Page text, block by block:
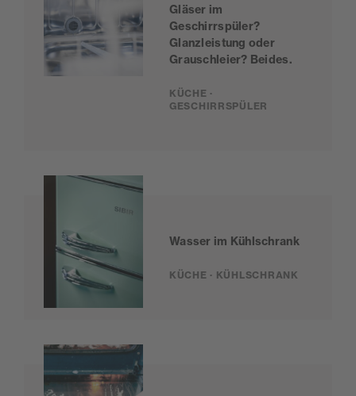
Gläser im
Geschirrspüler?
Glanzleistung oder
Grauschleier? Beides.
KÜCHE ·
GESCHIRRSPÜLER
Wasser im Kühlschrank
KÜCHE · KÜHLSCHRANK